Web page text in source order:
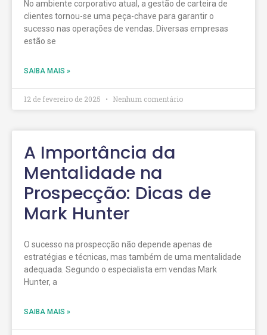
No ambiente corporativo atual, a gestão de carteira de
clientes tornou-se uma peça-chave para garantir o
sucesso nas operações de vendas. Diversas empresas
estão se
SAIBA MAIS »
12 de fevereiro de 2025 Nenhum comentário
A Importância da
Mentalidade na
Prospecção: Dicas de
Mark Hunter
O sucesso na prospecção não depende apenas de
estratégias e técnicas, mas também de uma mentalidade
adequada. Segundo o especialista em vendas Mark
Hunter, a
SAIBA MAIS »